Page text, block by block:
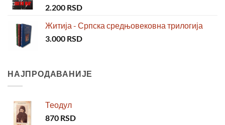
2.200 RSD
Житија - Српска средњовековна трилогија
3.000 RSD
НАЈПРОДАВАНИЈЕ
Теодул
870 RSD